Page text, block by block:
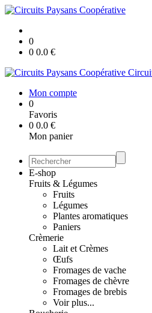
0
0 0.0 €
Mon compte
0
Favoris
0 0.0 €
Mon panier
E-shop
Fruits & Légumes
Fruits
Légumes
Plantes aromatiques
Paniers
Crèmerie
Lait et Crèmes
Œufs
Fromages de vache
Fromages de chèvre
Fromages de brebis
Voir plus...